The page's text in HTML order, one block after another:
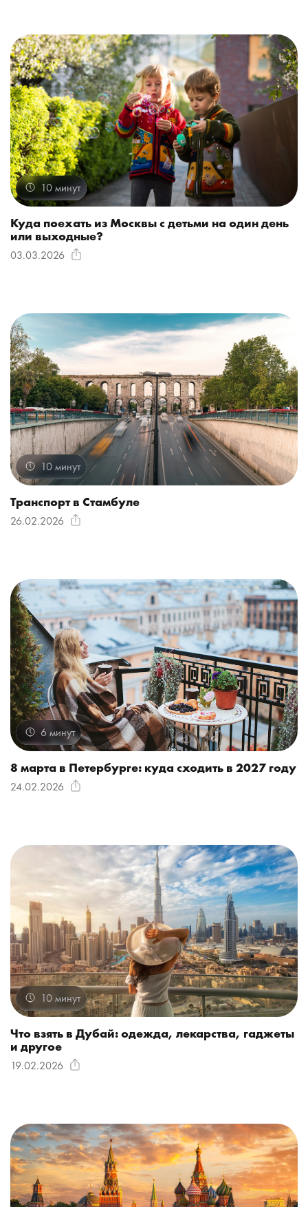
10 минут
Куда поехать из Москвы с детьми на один день
или выходные?
03.03.2026
10 минут
Транспорт в Стамбуле
26.02.2026
6 минут
8 марта в Петербурге: куда сходить в 2027 году
24.02.2026
10 минут
Что взять в Дубай: одежда, лекарства, гаджеты
и другое
19.02.2026